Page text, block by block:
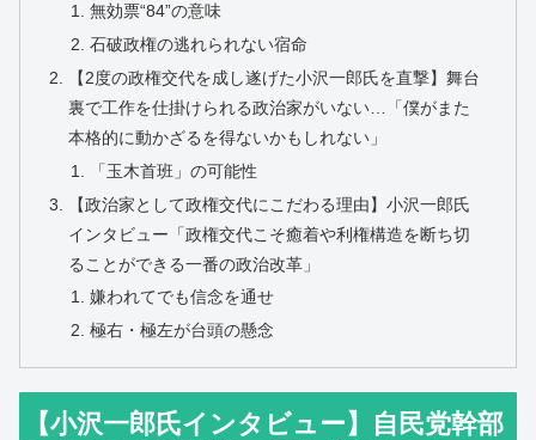
無効票“84”の意味
石破政権の逃れられない宿命
【2度の政権交代を成し遂げた小沢一郎氏を直撃】舞台
裏で工作を仕掛けられる政治家がいない…「僕がまた
本格的に動かざるを得ないかもしれない」
「玉木首班」の可能性
【政治家として政権交代にこだわる理由】小沢一郎氏
インタビュー「政権交代こそ癒着や利権構造を断ち切
ることができる一番の政治改革」
嫌われてでも信念を通せ
極右・極左が台頭の懸念
【小沢一郎氏インタビュー】自民党幹部